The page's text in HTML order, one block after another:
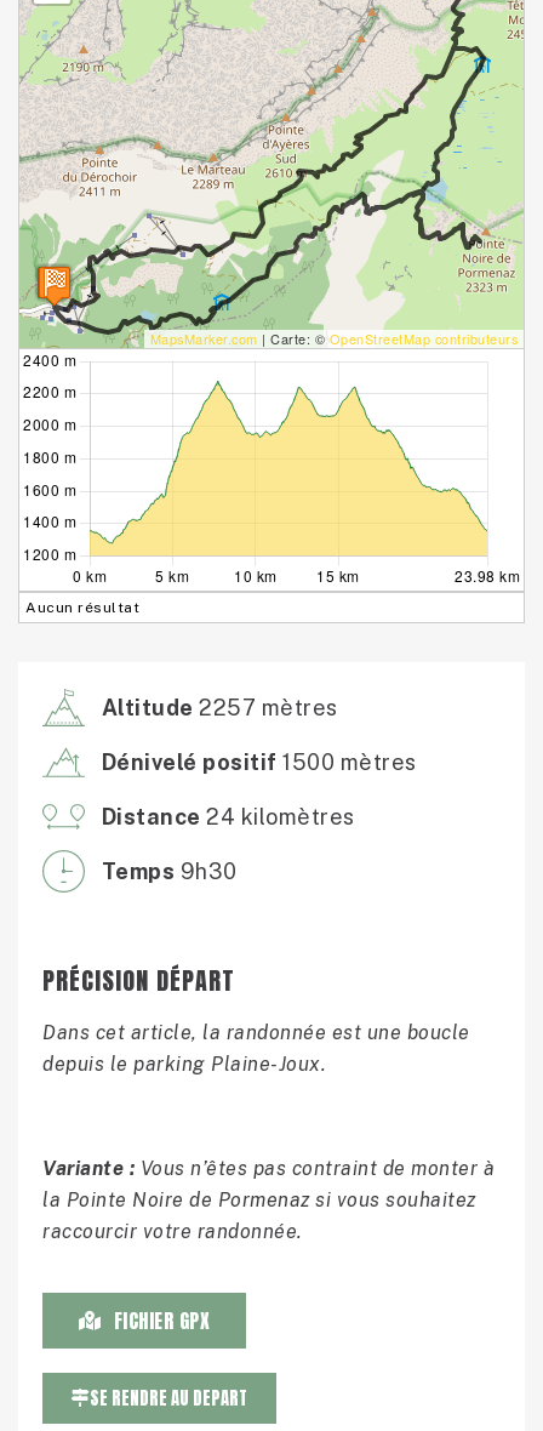
MapsMarker.com | Carte: © OpenStreetMap contributeurs
Aucun résultat
Altitude 2257 mètres
Dénivelé positif 1500 mètres
Distance 24 kilomètres
Temps 9h30
PRÉCISION DÉPART
Dans cet article, la randonnée est une boucle
depuis le parking Plaine-Joux.
Variante : Vous n’êtes pas contraint de monter à
la Pointe Noire de Pormenaz si vous souhaitez
raccourcir votre randonnée.
FICHIER GPX
SE RENDRE AU DEPART